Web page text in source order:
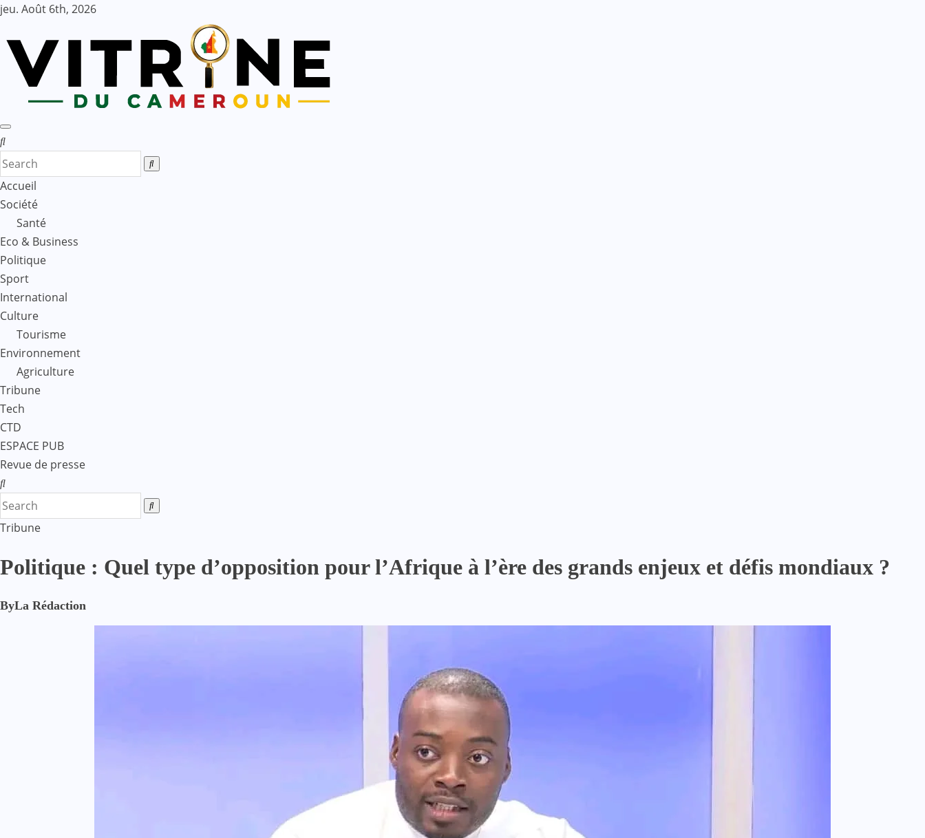
Skip
content
jeu. Août 6th, 2026
Accueil
Société
Santé
Eco & Business
Politique
Sport
International
Culture
Tourisme
Environnement
Agriculture
Tribune
Tech
CTD
ESPACE PUB
Revue de presse
Tribune
Politique : Quel type d’opposition pour l’Afrique à l’ère des grands enjeux et défis mondiaux ?
ByLa Rédaction